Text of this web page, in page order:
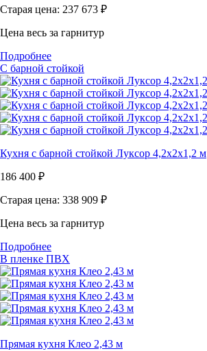
Старая цена: 237 673 ₽
Цена весь за гарнитур
Подробнее
С барной стойкой
Кухня с барной стойкой Луксор 4,2х2х1,2 м
186 400 ₽
Старая цена: 338 909 ₽
Цена весь за гарнитур
Подробнее
В пленке ПВХ
Прямая кухня Клео 2,43 м